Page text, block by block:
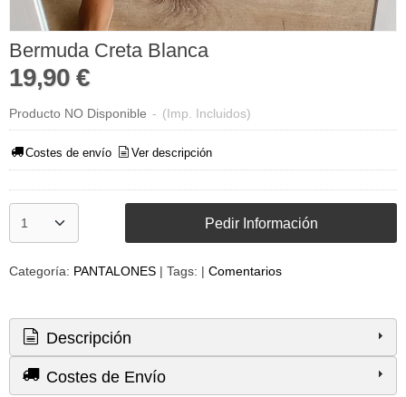
Bermuda Creta Blanca
19,90 €
Producto NO Disponible - (Imp. Incluidos)
Costes de envío Ver descripción
Pedir Información
Categoría: PANTALONES | Tags: | Comentarios
Descripción
Costes de Envío